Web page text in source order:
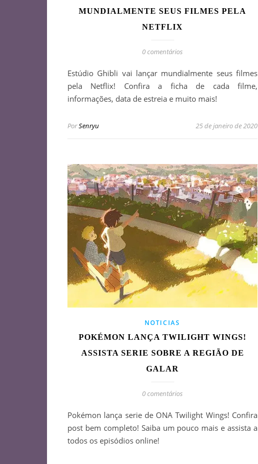
MUNDIALMENTE SEUS FILMES PELA
NETFLIX
0 comentários
Estúdio Ghibli vai lançar mundialmente seus filmes
pela Netflix! Confira a ficha de cada filme,
informações, data de estreia e muito mais!
PorSenryu 25 de janeiro de 2020
NOTICIAS
POKÉMON LANÇA TWILIGHT WINGS!
ASSISTA SERIE SOBRE A REGIÃO DE
GALAR
0 comentários
Pokémon lança serie de ONA Twilight Wings! Confira
post bem completo! Saiba um pouco mais e assista a
todos os episódios online!